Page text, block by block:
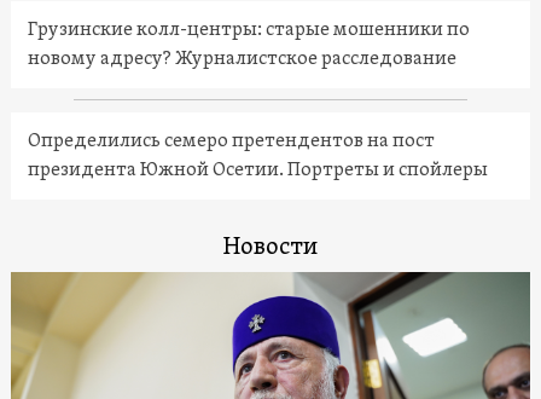
Грузинские колл-центры: старые мошенники по
новому адресу? Журналистское расследование
Определились семеро претендентов на пост
президента Южной Осетии. Портреты и спойлеры
Новости